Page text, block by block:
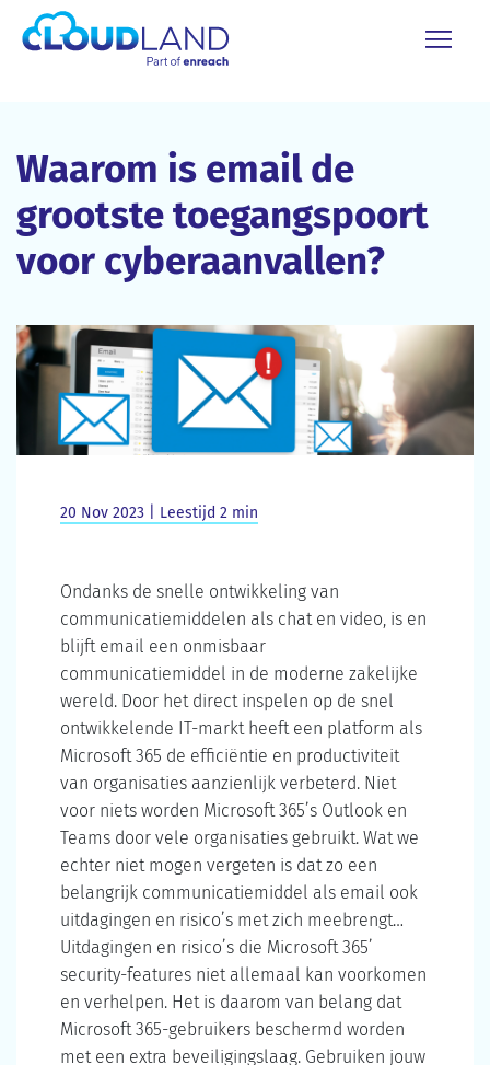
Waarom is email de
grootste toegangspoort
voor cyberaanvallen?
20 Nov 2023 | Leestijd 2 min
Ondanks de snelle ontwikkeling van
communicatiemiddelen als chat en video, is en
blijft email een onmisbaar
communicatiemiddel in de moderne zakelijke
wereld. Door het direct inspelen op de snel
ontwikkelende IT-markt heeft een platform als
Microsoft 365 de efficiëntie en productiviteit
van organisaties aanzienlijk verbeterd. Niet
voor niets worden Microsoft 365’s Outlook en
Teams door vele organisaties gebruikt. Wat we
echter niet mogen vergeten is dat zo een
belangrijk communicatiemiddel als email ook
uitdagingen en risico’s met zich meebrengt…
Uitdagingen en risico’s die Microsoft 365’
security-features niet allemaal kan voorkomen
en verhelpen. Het is daarom van belang dat
Microsoft 365-gebruikers beschermd worden
met een extra beveiligingslaag. Gebruiken jouw